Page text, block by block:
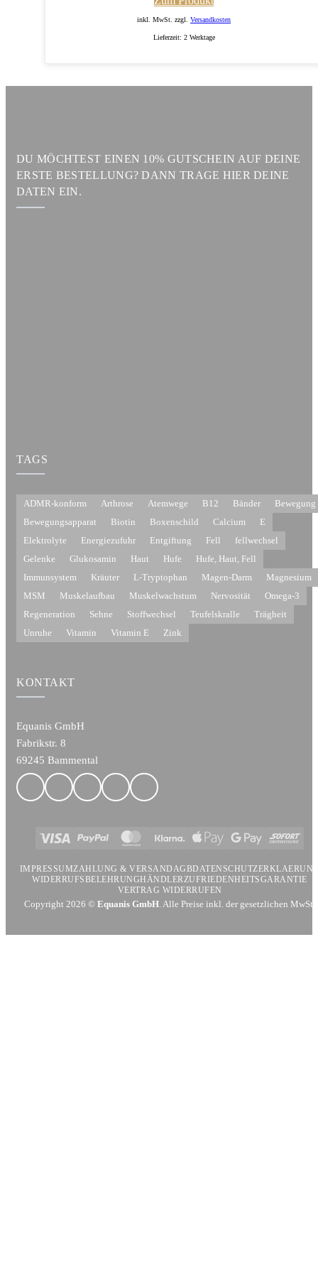
inkl. MwSt. zzgl. Versandkosten
Lieferzeit: 2 Werktage
DU MÖCHTEST EINEN 10% GUTSCHEIN AUF DEINE
ERSTE BESTELLUNG? DANN TRAGE HIER DEINE
DATEN EIN.
TAGS
ADMR-konform Arthrose Atemwege B12 Bänder
Bewegung
Bewegungsapparat
Biotin Boxenschild Calcium
E
Elektrolyte
Energiezufuhr Entgiftung Fell
fellwechsel
Gelenke
Glukosamin Haut Hufe
Hufe, Haut, Fell
Immunsystem
Kräuter L-Tryptophan Magen-Darm
Magnesium
MSM
Muskelaufbau Muskelwachstum Nervosität
Omega-3
Regeneration
Sehne Stoffwechsel Teufelskralle
Trägheit
Unruhe
Vitamin Vitamin E Zink
KONTAKT
Equanis GmbH
Fabrikstr. 8
69245 Bammental
Visa PayPal MasterCardKlarna
Apple
Google
Sofort
IMPRESSUMZAHLUNG & VERSAND AGB
WIDERRUFSBELEHRUNGHÄNDLER ZUFRIEDENHEITSGARANTIE
VERTRAG WIDERRUFEN
Copyright 2026 © Equanis GmbH . Alle Preise inkl. der gesetzlichen MwSt.